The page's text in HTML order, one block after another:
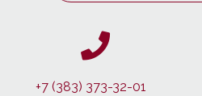
+7 (383) 373-32-01